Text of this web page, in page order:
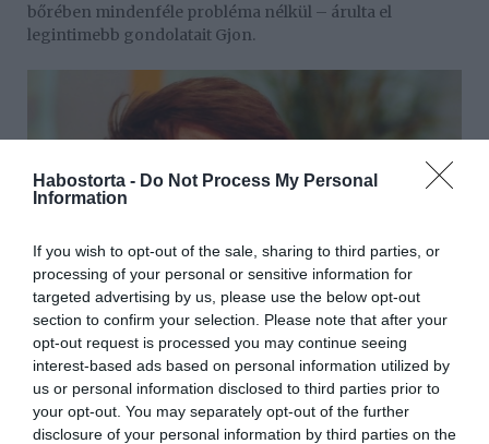
Habostorta - Do Not Process My Personal
Information
If you wish to opt-out of the sale, sharing to third parties, or
processing of your personal or sensitive information for
targeted advertising by us, please use the below opt-out
section to confirm your selection. Please note that after your
opt-out request is processed you may continue seeing
interest-based ads based on personal information utilized by
us or personal information disclosed to third parties prior to
your opt-out. You may separately opt-out of the further
disclosure of your personal information by third parties on the
bőrében mindenféle probléma nélkül – árulta el
legintimebb gondolatait Gjon.
Forrás: Blikk